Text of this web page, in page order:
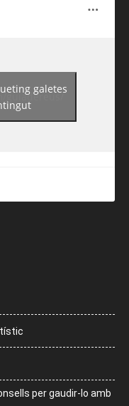
guiadereus/
galetes
per gaudir-lo amb